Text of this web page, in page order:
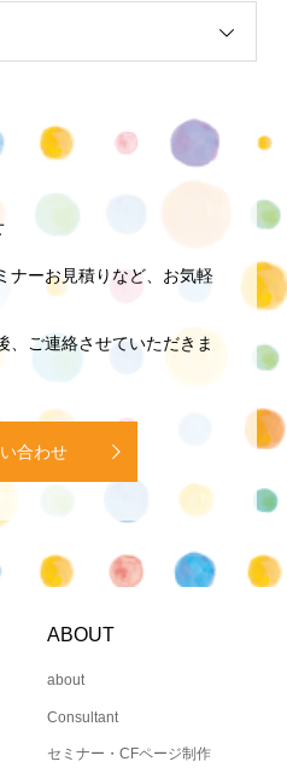
ナーお見積りなど、お気軽
、ご連絡させていただきま
合わせ
ABOUT
about
Consultant
セミナー・CFページ制作